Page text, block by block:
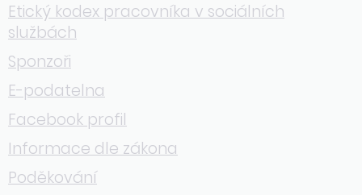
Etický kodex pracovníka v sociálních
službách
Sponzoři
E-podatelna
Facebook profil
Informace dle zákona
Poděkování